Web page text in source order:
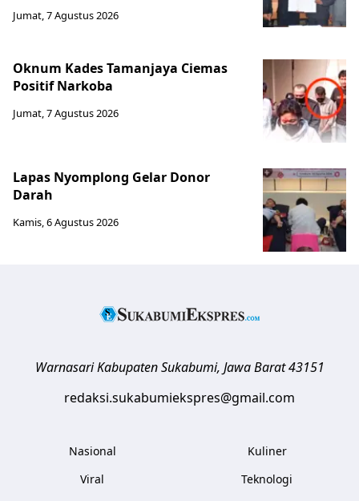
Jumat, 7 Agustus 2026
Oknum Kades Tamanjaya Ciemas
Positif Narkoba
Jumat, 7 Agustus 2026
Lapas Nyomplong Gelar Donor
Darah
Kamis, 6 Agustus 2026
Warnasari Kabupaten Sukabumi, Jawa Barat 43151
redaksi.sukabumiekspres@gmail.com
Nasional
Viral
Kuliner
Teknologi